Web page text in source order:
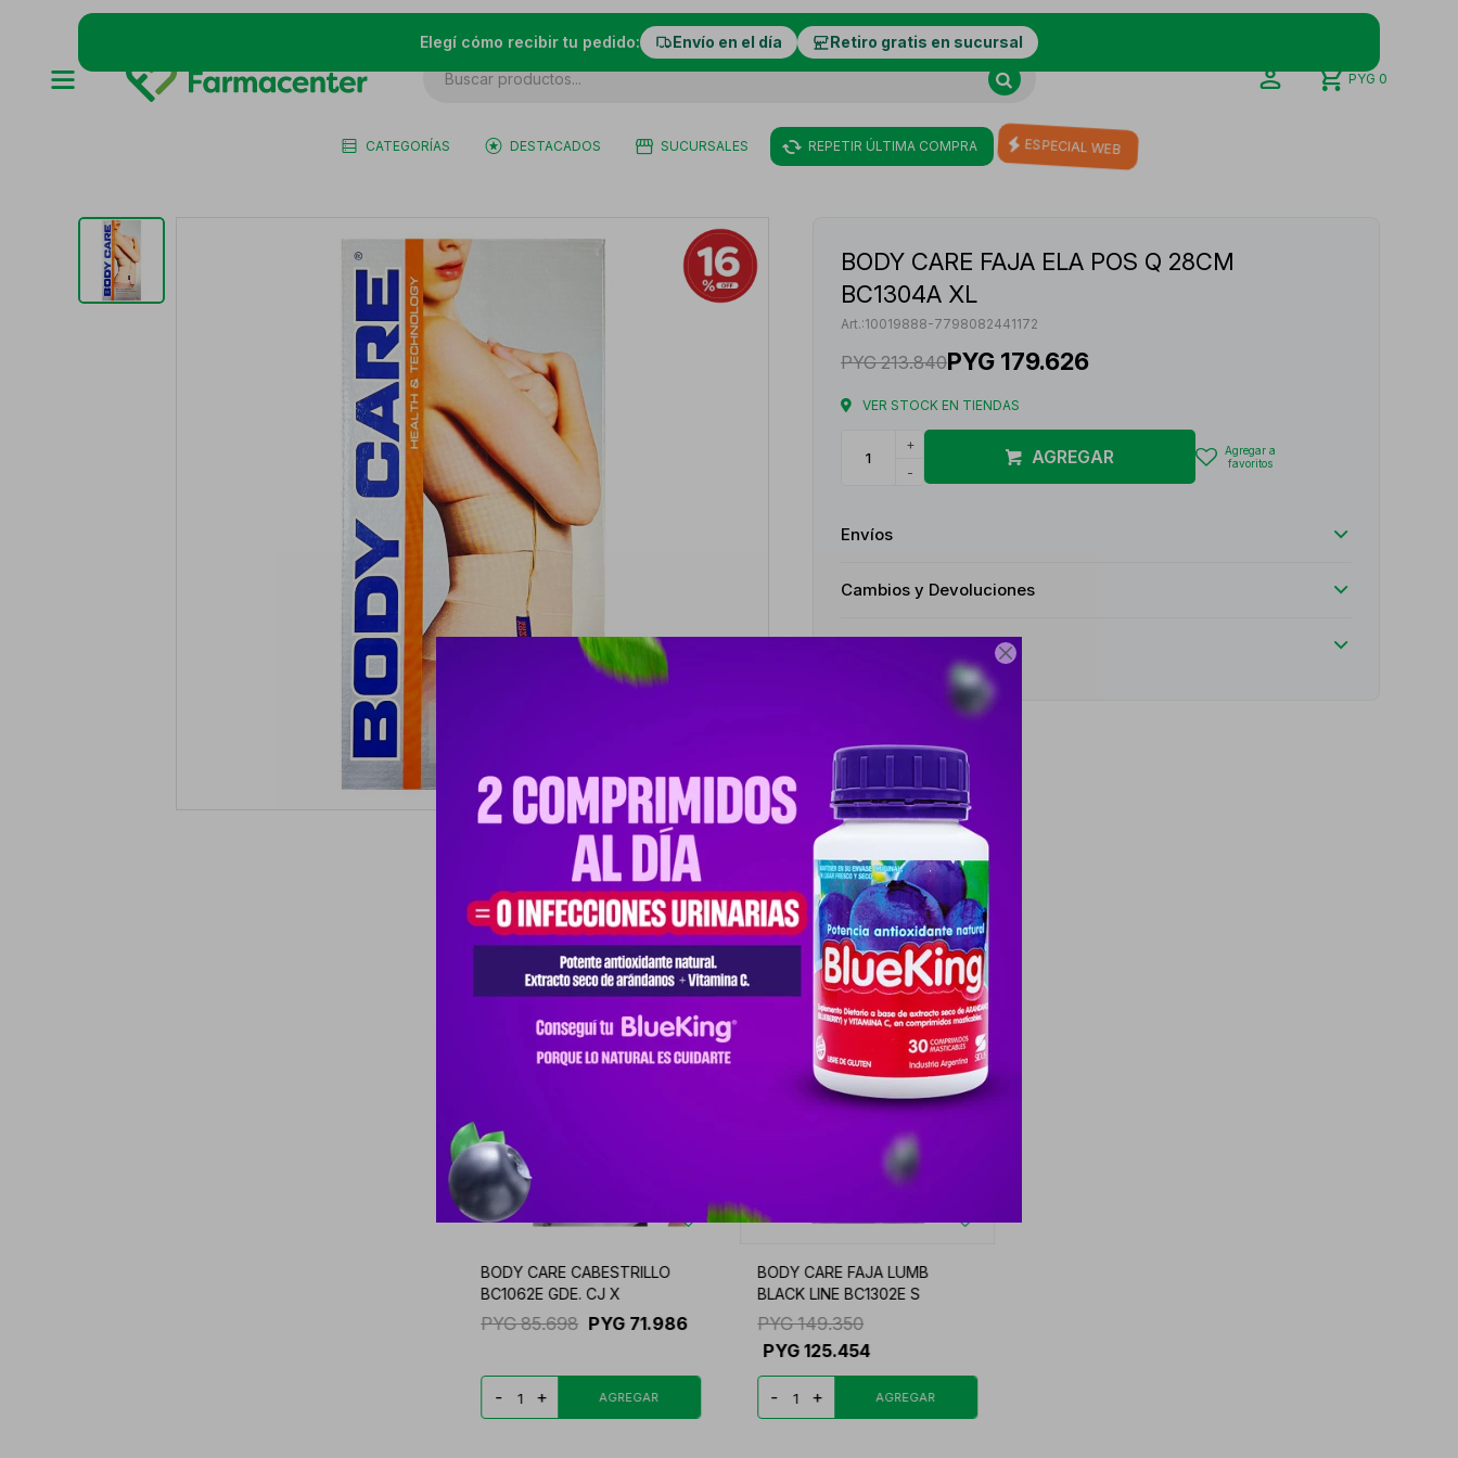

Elegí cómo recibir tu pedido: Envío en el día Retiro gratis en sucursal
CATEGORÍAS DESTACADOS SUCURSALES REPETIR ÚLTIMA COMPRA ESPECIAL WEB
PYG 0
BODY CARE FAJA ELA POS Q 28CM
BC1304A XL
10019888-7798082441172
PYG 213.840PYG 179.626
VER STOCK EN TIENDAS
+
-
AGREGAR
Envíos
Cambios y Devoluciones
Productos que te pueden interesar
BODY CARE CABESTRILLO
BC1062E GDE. CJ X
PYG 85.698 PYG 71.986
- +
BODY CARE FAJA LUMB
BLACK LINE BC1302E S
PYG 149.350
PYG 125.454
- +